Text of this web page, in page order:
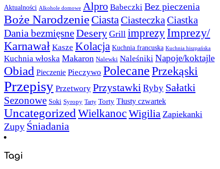
Aktualności Alkohole domowe Alpro Babeczki Bez pieczenia
Boże NarodzenieCiastaCiasteczkaCiastka
Dania bezmięsneDesery Grill imprezy Imprezy/
Karnawał Kasze Kolacja Kuchnia francuska Kuchnia hiszpańska
Kuchnia włoska Makaron Nalewki Naleśniki Napoje/koktajle
Obiad Pieczenie Pieczywo PolecanePrzekąski
Przepisy Przetwory PrzystawkiRyby Sałatki
Sezonowe Soki Syropy Tarty Torty Tłusty czwartek
UncategorizedWielkanocWigilia Zapiekanki
Zupy Śniadania
Tagi